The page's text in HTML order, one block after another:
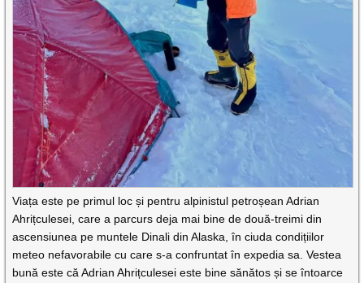
Viața este pe primul loc și pentru alpinistul petroșean Adrian
Ahrițculesei, care a parcurs deja mai bine de două-treimi din
ascensiunea pe muntele Dinali din Alaska, în ciuda condițiilor
meteo nefavorabile cu care s-a confruntat în expedia sa. Vestea
bună este că Adrian Ahrițculesei este bine sănătos și se întoarce